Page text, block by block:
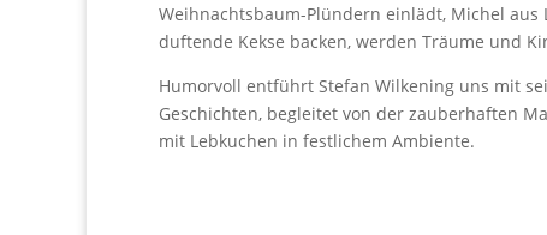
Weihnachtsbaum-Plündern einlädt, Michel
duftende Kekse backen, werden Träume und
Humorvoll entführt Stefan Wilkening uns mit
Geschichten, begleitet von der zauberhaften
mit Lebkuchen in festlichem Ambiente.